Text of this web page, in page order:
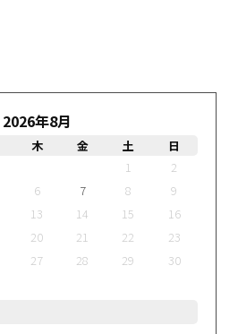
2026年8月
木 金 土
日
1
2
6 7 8
9
13 14 15
16
20 21 22
23
27 28 29
30